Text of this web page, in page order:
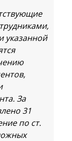
указанной
За
31
по ст.